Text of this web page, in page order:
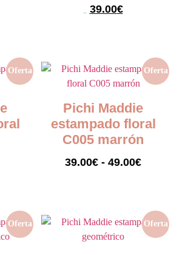
39.00€
Oferta Oferta
Pichi Maddie
estampado floral
C005 marrón
39.00€ - 49.00€
Oferta Oferta